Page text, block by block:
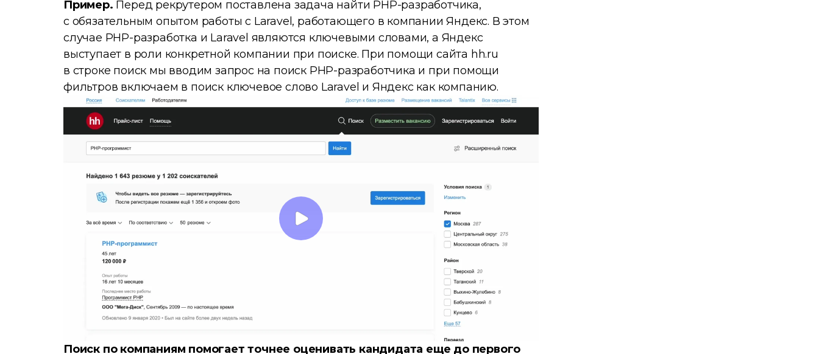
Пример. Перед рекрутером поставлена задача найти PHP-разработчика,
с обязательным опытом работы с Laravel, работающего в компании Яндекс. В этом
случае РНР-разработка и Laravel являются ключевыми словами, а Яндекс
выступает в роли конкретной компании при поиске. При помощи сайта hh.ru
в строке поиск мы вводим запрос на поиск РНР-разработчика и при помощи
фильтров включаем в поиск ключевое слово Laravel и Яндекс как компанию.
Поиск по компаниям помогает точнее оценивать кандидата еще до первого